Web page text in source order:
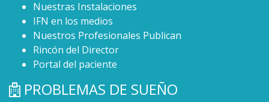
Nuestras Instalaciones
IFN en los medios
Nuestros Profesionales Publican
Rincón del Director
Portal del paciente
PROBLEMAS DE SUEÑO